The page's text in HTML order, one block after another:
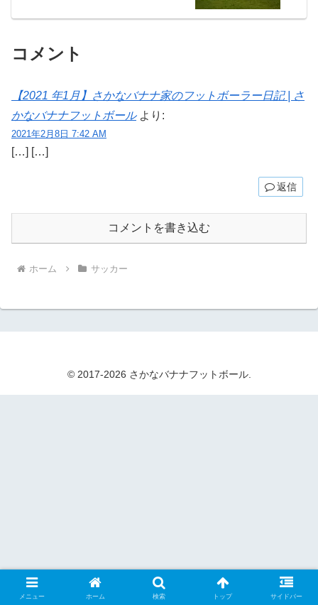
コメント
【2021 年1月】さかなバナナ家のフットボーラー日記 | さ
かなバナナフットボール より:
2021年2月8日 7:42 AM
[…] […]
返信
コメントを書き込む
ホーム サッカー
© 2017-2026 さかなバナナフットボール.
メニュー ホーム 検索 トップ サイドバー